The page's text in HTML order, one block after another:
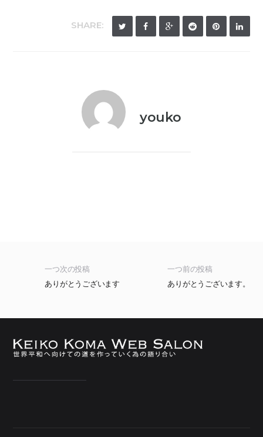
SHARE:
youko
一つ前の投稿
ありがとうございます。
一つ次の投稿
ありがとうございます